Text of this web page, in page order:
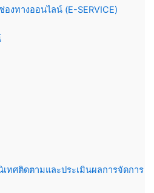
งทางออนไลน์ (E-SERVICE)
ทศติดตามและประเมินผลการจัดการ